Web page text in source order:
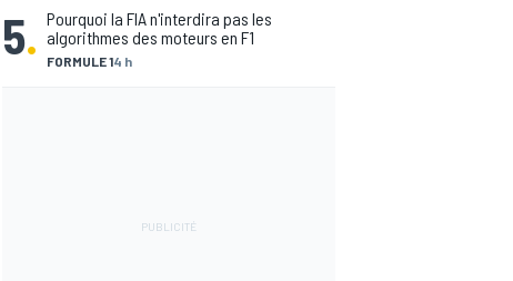
5. FORMULE 14 h
Pourquoi la FIA n'interdira pas les
algorithmes des moteurs en F1